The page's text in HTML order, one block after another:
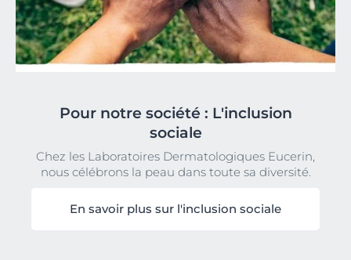
Pour notre société : L'inclusion
sociale
Chez les Laboratoires Dermatologiques Eucerin,
nous célébrons la peau dans toute sa diversité.
En savoir plus sur l'inclusion sociale